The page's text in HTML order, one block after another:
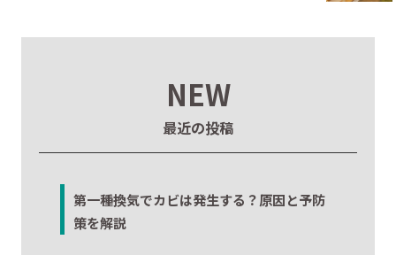
NEW
最近の投稿
第一種換気でカビは発生する？原因と予防
策を解説